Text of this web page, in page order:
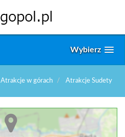
Wybierz
Atrakcje w górach
Atrakcje Sudety